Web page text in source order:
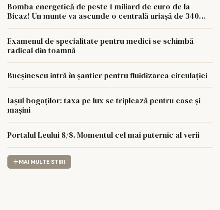
Bomba energetică de peste 1 miliard de euro de la
Bicaz! Un munte va ascunde o centrală uriașă de 340
Examenul de specialitate pentru medici se schimbă
radical din toamnă
Bucșinescu intră în șantier pentru fluidizarea circulației
Iașul bogaților: taxa pe lux se triplează pentru case și
mașini
Portalul Leului 8/8. Momentul cel mai puternic al verii
MAI MULTE STIRI